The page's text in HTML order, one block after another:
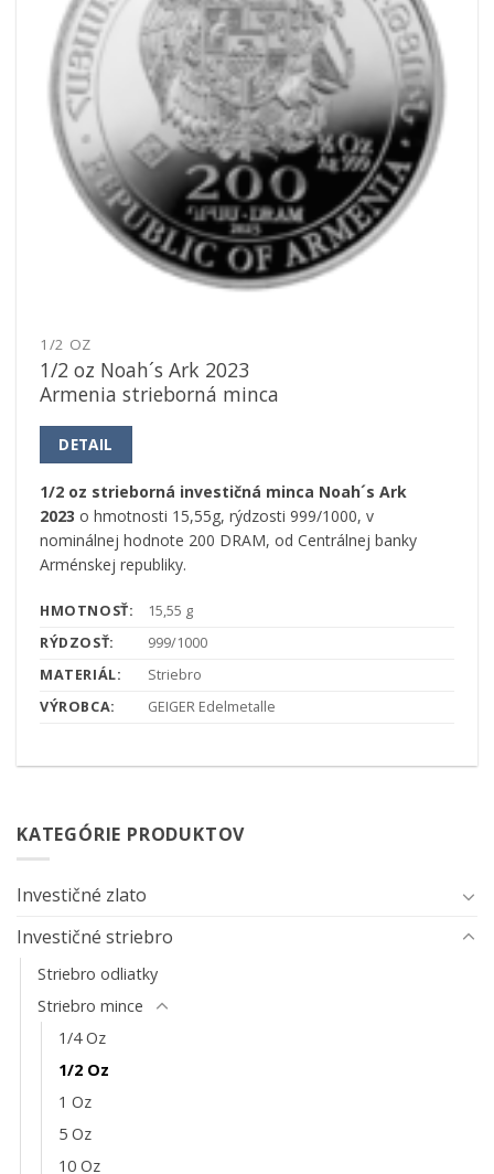
1/2 OZ
1/2 oz Noah´s Ark 2023
Armenia strieborná minca
DETAIL
1/2 oz strieborná investičná minca Noah´s Ark
2023 o hmotnosti 15,55g, rýdzosti 999/1000, v
nominálnej hodnote 200 DRAM, od Centrálnej banky
Arménskej republiky.
HMOTNOSŤ:
15,55 g
RÝDZOSŤ:
999/1000
MATERIÁL:
Striebro
VÝROBCA:
GEIGER Edelmetalle
KATEGÓRIE PRODUKTOV
Investičné zlato
Investičné striebro
Striebro odliatky
Striebro mince
1/4 Oz
1/2 Oz
1 Oz
5 Oz
10 Oz